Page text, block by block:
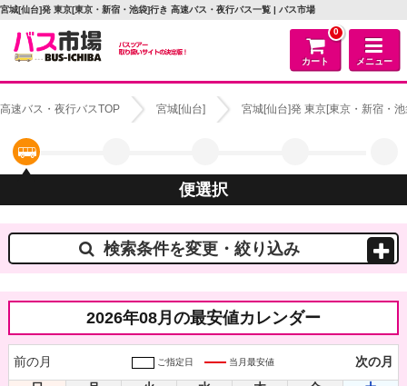
宮城[仙台]発 東京[東京・新宿・池袋]行き 高速バス・夜行バス一覧 | バス市場
0
カート メニュー
高速バス・夜行バスTOP 宮城[仙台] 宮城[仙台]発 東京[東京・新宿・
便選択
検索条件を変更・絞り込み
2026年08月の最安値カレンダー
前の月 ご指定日 当月最安値
次の月